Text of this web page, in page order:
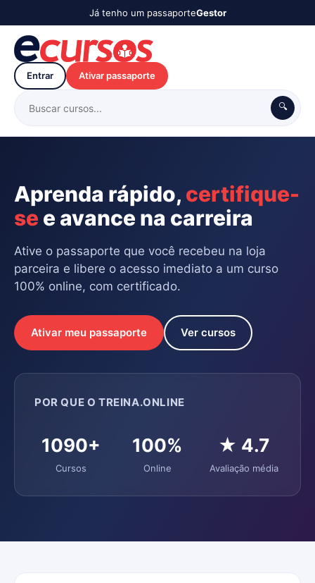
Já tenho um passaporteGestor
🔍
Entrar Ativar passaporte
Aprenda rápido, certifique-
se e avance na carreira
Ative o passaporte que você recebeu na loja
parceira e libere o acesso imediato a um curso
100% online, com certificado.
Ativar meu passaporte Ver cursos
POR QUE O TREINA.ONLINE
1090+
Cursos
100%
Online
★ 4.7
Avaliação média